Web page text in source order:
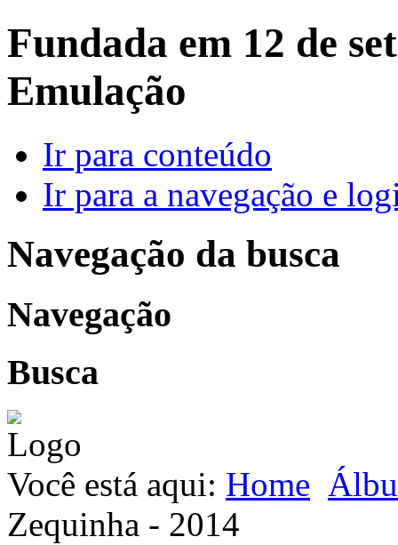
Fundada em 12 de
Emulação
Ir para conteúdo
Ir para a navegação e
Navegação da busca
Navegação
Busca
Você está aqui: Home
Zequinha - 2014